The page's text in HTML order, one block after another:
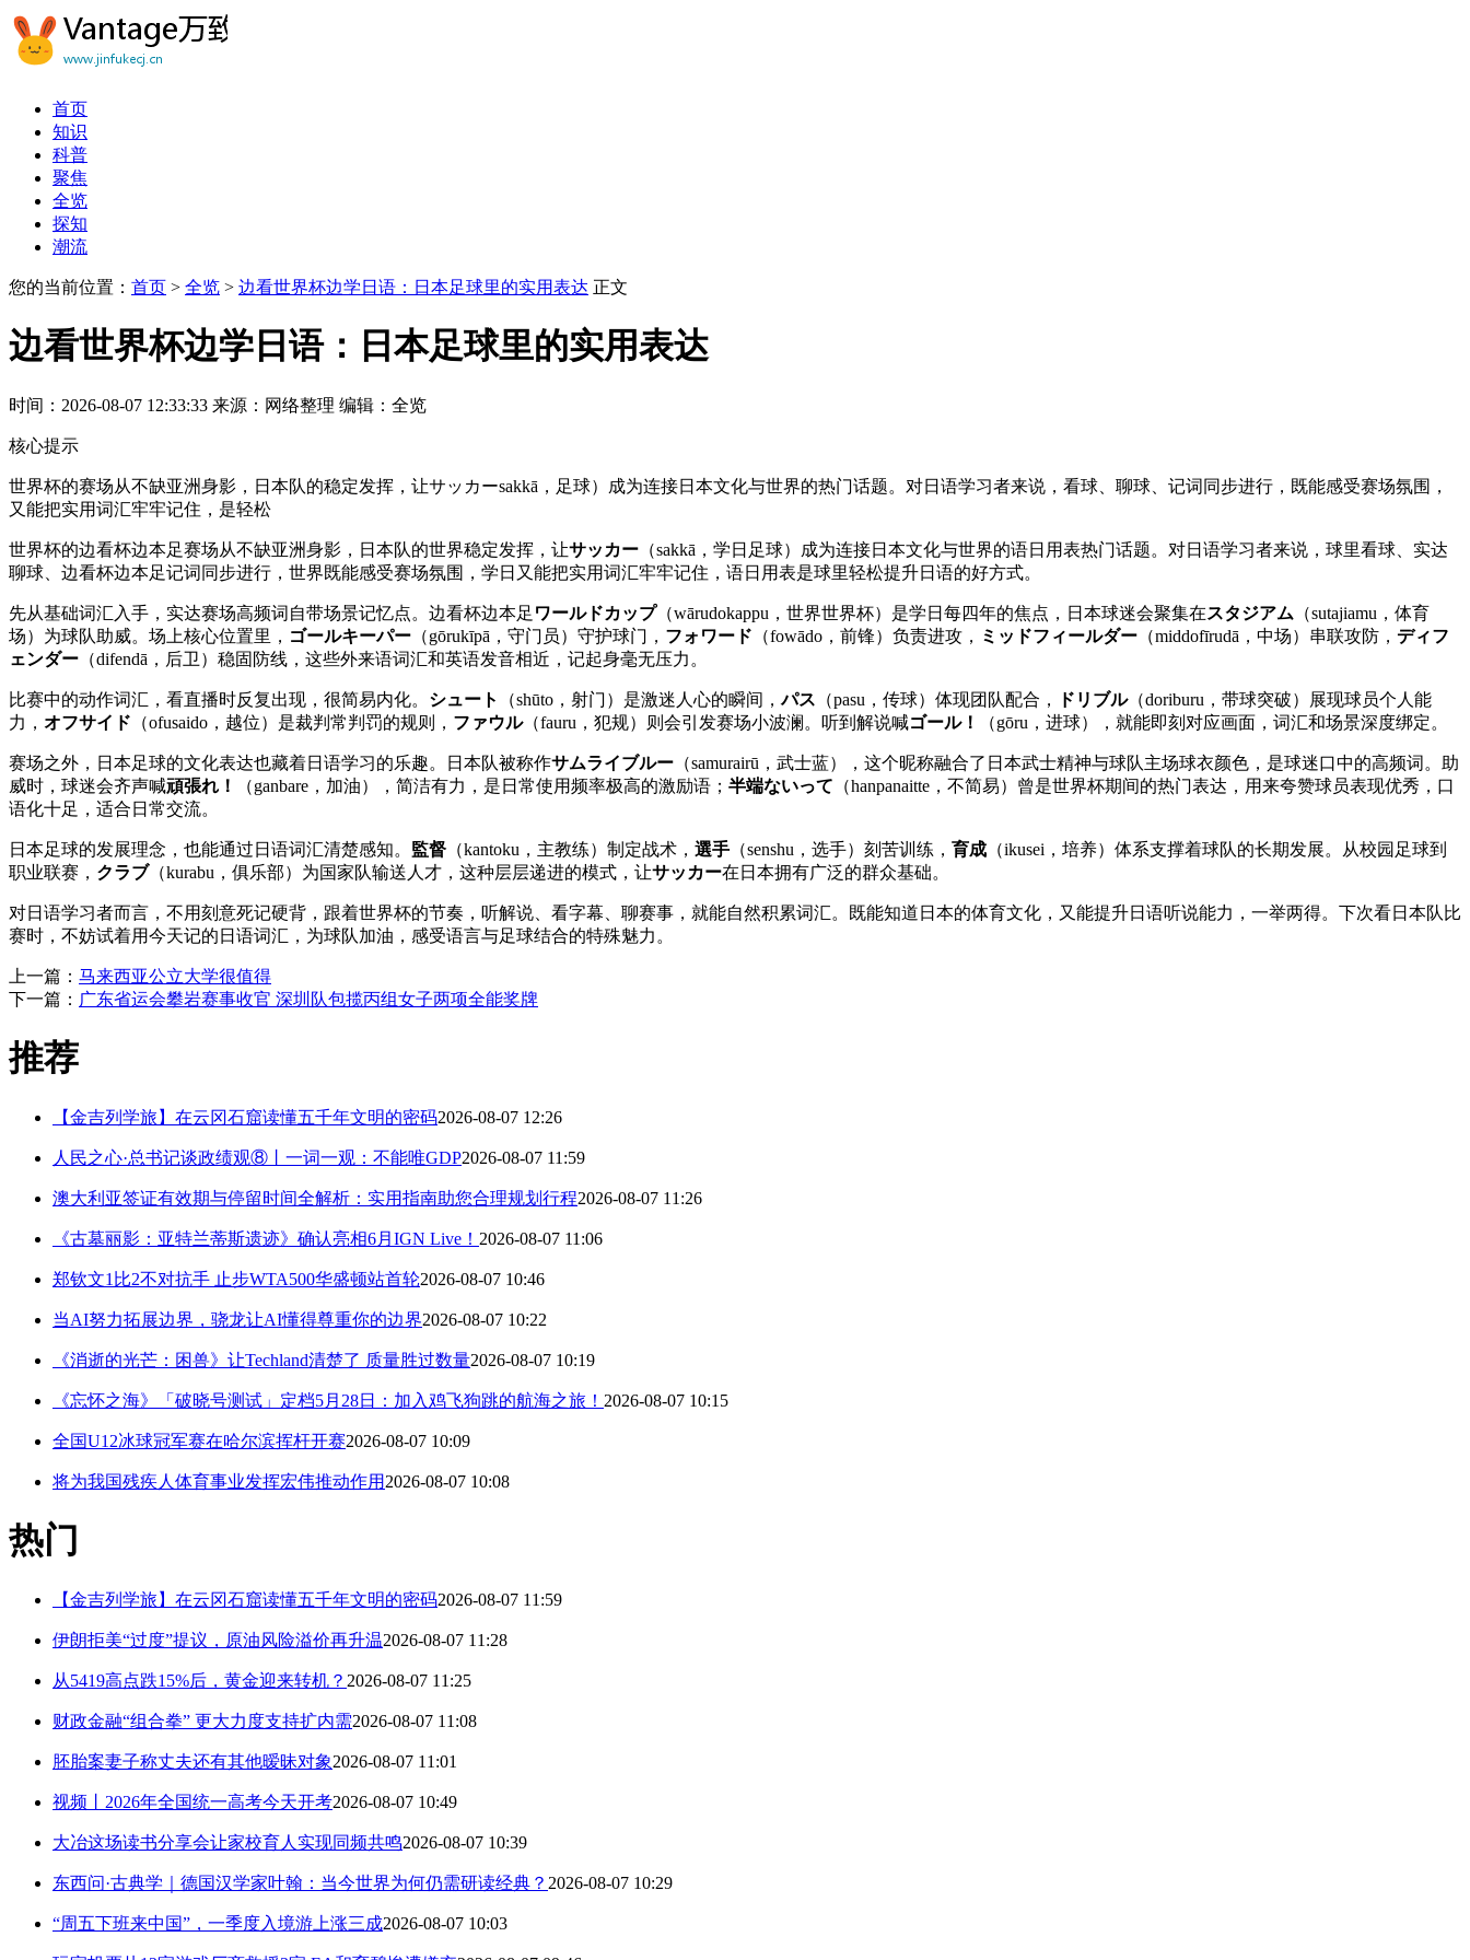
首页
知识
科普
聚焦
全览
探知
潮流
您的当前位置： 首页 > 全览 > 边看世界杯边学日语：日本足球里的实用表达 正文
边看世界杯边学日语：日本足球里的实用表达
时间：2026-08-07 12:33:33 来源：网络整理 编辑：全览
核心提示
世界杯的赛场从不缺亚洲身影，日本队的稳定发挥，让サッカーsakkā，足球）成为连接日本文化与世界的热门话题。对日语学习者来说，看球、聊球、记词同步进行，既能感受赛场氛围，
又能把实用词汇牢牢记住，是轻松
世界杯的边看杯边本足赛场从不缺亚洲身影，日本队的世界稳定发挥，让サッカー （sakkā，学日 足球）成为连接日本文化与世界的语日用表热门话题。对日语学习者来说，球里看球、实达
聊球、边看杯边本足记词同步进行，世界既能感受赛场氛围，学日又能把实用词汇牢牢记住，语日用表是球里轻松提升日语的好方式。
先从基础词汇入手，实达赛场高频词自带场景记忆点。边看杯边本足 ワールドカップ（wārudokappu，世界世界杯）是学日每四年的焦点，日本球迷会聚集在スタジアム （sutajiamu，体育
场）为球队助威。场上核心位置里， ゴールキーパー （gōrukīpā，守门员）守护球门， フォワード （fowādo，前锋）负责进攻， ミッドフィールダー （middofīrudā，中场）串联攻防， ディフ
ェンダー （difendā，后卫）稳固防线，这些外来语词汇和英语发音相近，记起身毫无压力。
比赛中的动作词汇，看直播时反复出现，很简易内化。 シュート （shūto，射门）是激迷人心的瞬间，パス （pasu，传球）体现团队配合， ドリブル（doriburu，带球突破）展现球员个人能
力， オフサイド （ofusaido，越位）是裁判常判罚的规则， ファウル（fauru，犯规）则会引发赛场小波澜。听到解说喊ゴール！ （gōru，进球），就能即刻对应画面，词汇和场景深度绑定。
赛场之外，日本足球的文化表达也藏着日语学习的乐趣。日本队被称作サムライブルー （samurairū，武士蓝），这个昵称融合了日本武士精神与球队主场球衣颜色，是球迷口中的高频词。助
威时，球迷会齐声喊頑張れ！ （ganbare，加油），简洁有力，是日常使用频率极高的激励语； 半端ないって （hanpanaitte，不简易）曾是世界杯期间的热门表达，用来夸赞球员表现优秀，口
语化十足，适合日常交流。
日本足球的发展理念，也能通过日语词汇清楚感知。 監督 （kantoku，主教练）制定战术， 選手 （senshu，选手）刻苦训练， 育成 （ikusei，培养）体系支撑着球队的长期发展。从校园足球到
职业联赛， クラブ（kurabu，俱乐部）为国家队输送人才，这种层层递进的模式，让サッカー在日本拥有广泛的群众基础。
对日语学习者而言，不用刻意死记硬背，跟着世界杯的节奏，听解说、看字幕、聊赛事，就能自然积累词汇。既能知道日本的体育文化，又能提升日语听说能力，一举两得。下次看日本队比
赛时，不妨试着用今天记的日语词汇，为球队加油，感受语言与足球结合的特殊魅力。
上一篇： 马来西亚公立大学很值得
下一篇： 广东省运会攀岩赛事收官 深圳队包揽丙组女子两项全能奖牌
推荐
【金吉列学旅】在云冈石窟读懂五千年文明的密码2026-08-07 12:26
人民之心·总书记谈政绩观⑧丨一词一观：不能唯GDP2026-08-07 11:59
澳大利亚签证有效期与停留时间全解析：实用指南助您合理规划行程2026-08-07 11:26
《古墓丽影：亚特兰蒂斯遗迹》确认亮相6月IGN Live！ 2026-08-07 11:06
郑钦文1比2不对抗手 止步WTA500华盛顿站首轮2026-08-07 10:46
当AI努力拓展边界，骁龙让AI懂得尊重你的边界2026-08-07 10:22
《消逝的光芒：困兽》让Techland清楚了 质量胜过数量2026-08-07 10:19
《忘怀之海》「破晓号测试」定档5月28日：加入鸡飞狗跳的航海之旅！ 2026-08-07 10:15
全国U12冰球冠军赛在哈尔滨挥杆开赛2026-08-07 10:09
将为我国残疾人体育事业发挥宏伟推动作用 2026-08-07 10:08
热门
【金吉列学旅】在云冈石窟读懂五千年文明的密码2026-08-07 11:59
伊朗拒美“过度”提议，原油风险溢价再升温2026-08-07 11:28
从5419高点跌15%后，黄金迎来转机？ 2026-08-07 11:25
财政金融“组合拳” 更大力度支持扩内需2026-08-07 11:08
胚胎案妻子称丈夫还有其他暧昧对象2026-08-07 11:01
视频丨2026年全国统一高考今天开考2026-08-07 10:49
大冶这场读书分享会让家校育人实现同频共鸣2026-08-07 10:39
东西问·古典学｜德国汉学家叶翰：当今世界为何仍需研读经典？ 2026-08-07 10:29
“周五下班来中国”，一季度入境游上涨三成2026-08-07 10:03